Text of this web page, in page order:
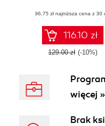
Teams, ARTs, and
Portfolios in an
Agile Enterprise
(96,75 zł najniższa cena z 30
116.10 zł
129.00 zł (-10%)
więcej »
Brak